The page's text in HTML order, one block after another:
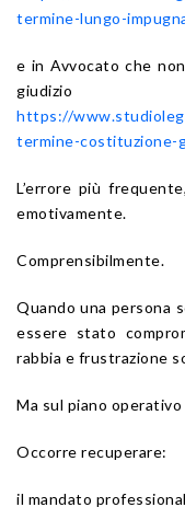
termine-lungo-
e in Avvocato che
giudizio
https://
termine-costituzione-
L’errore più
emotivamente.
Comprensibilmente.
Quando una persona
essere stato
rabbia e frustrazione
Ma sul piano
Occorre recuperare:
il mandato